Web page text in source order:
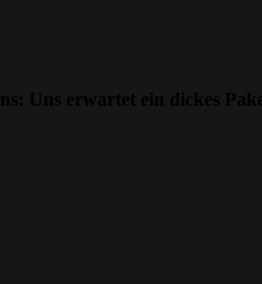
Uns erwartet ein dickes